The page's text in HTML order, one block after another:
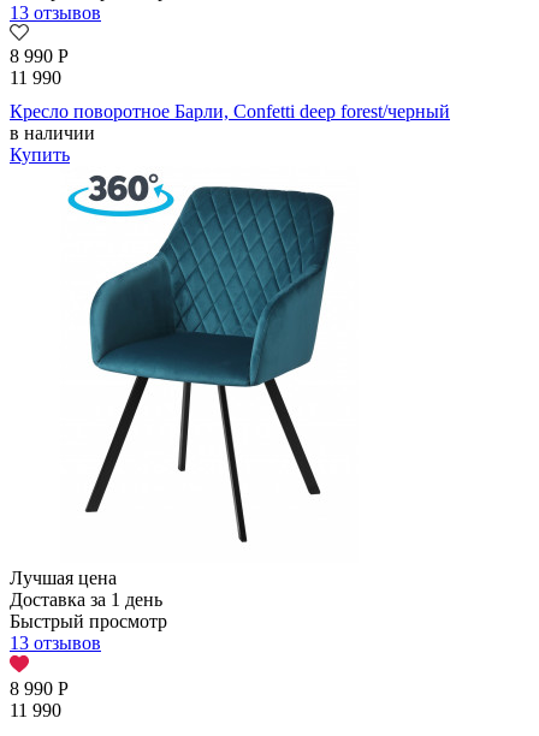
13 отзывов
8 990 Р
11 990
Кресло поворотное Барли, Confetti deep forest/черный
в наличии
Купить
Лучшая цена
Доставка за 1 день
Быстрый просмотр
13 отзывов
8 990 Р
11 990